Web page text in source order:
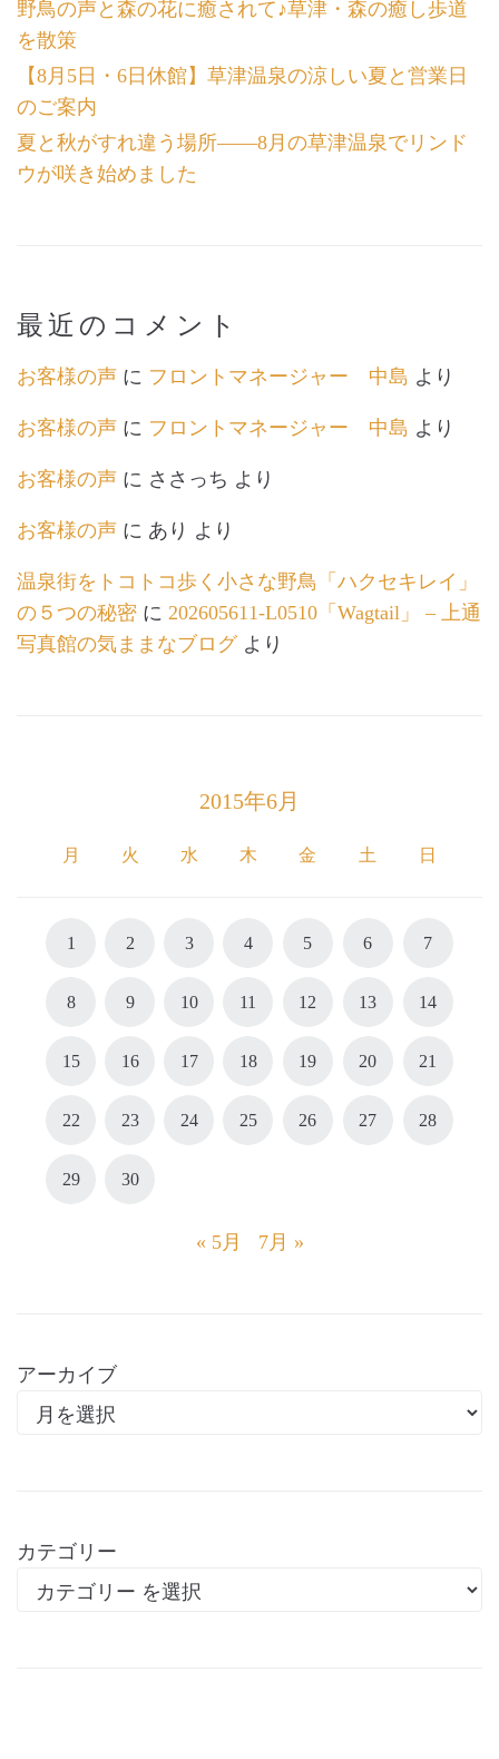
野鳥の声と森の花に癒されて♪草津・森の癒し歩道
を散策
【8月5日・6日休館】草津温泉の涼しい夏と営業日
のご案内
夏と秋がすれ違う場所――8月の草津温泉でリンド
ウが咲き始めました
最近のコメント
お客様の声 に フロントマネージャー 中島 より
お客様の声 に フロントマネージャー 中島 より
お客様の声 に ささっち より
お客様の声 に あり より
温泉街をトコトコ歩く小さな野鳥「ハクセキレイ」
の５つの秘密 に 202605611-L0510「Wagtail」 – 上通
写真館の気ままなブログより
2015年6月
月 火 水 木 金 土 日
1 2 3 4 5 6 7
8 9 10 11 12 13 14
15 16 17 18 19 20 21
22 23 24 25 26 27 28
29 30
« 5月 7月 »
アーカイブ
カテゴリー